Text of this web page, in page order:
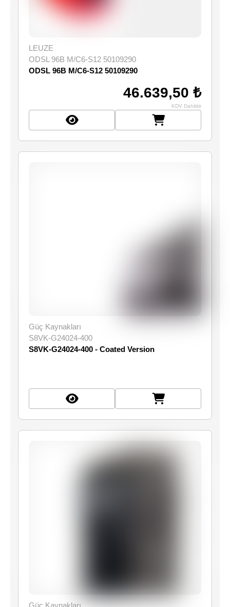
LEUZE
ODSL 96B M/C6-S12 50109290
ODSL 96B M/C6-S12 50109290
46.639,50 ₺
KDV Dahildir
Güç Kaynakları
S8VK-G24024-400
S8VK-G24024-400 - Coated Version
Güç Kaynakları